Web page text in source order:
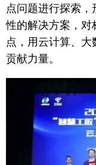
点问题进行探索
性的解决方案，对
点，用云计算、
贡献力量。